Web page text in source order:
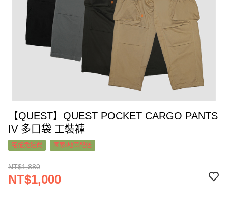
【QUEST】QUEST POCKET CARGO PANTS
IV 多口袋 工裝褲
宅配免運費 國家/地區配送
NT$1,880
NT$1,000